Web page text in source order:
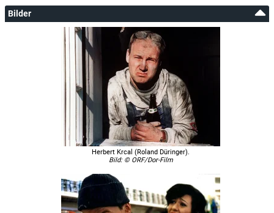
Bilder
Herbert Krcal (Roland Düringer).
Bild: © ORF/Dor-Film